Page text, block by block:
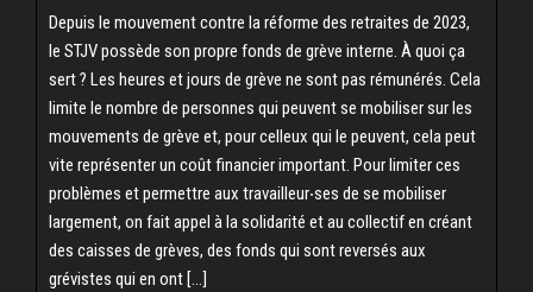
Depuis le mouvement contre la réforme des retraites de 2023,
le STJV possède son propre fonds de grève interne. À quoi ça
sert ? Les heures et jours de grève ne sont pas rémunérés. Cela
limite le nombre de personnes qui peuvent se mobiliser sur les
mouvements de grève et, pour celleux qui le peuvent, cela peut
vite représenter un coût financier important. Pour limiter ces
problèmes et permettre aux travailleur‧ses de se mobiliser
largement, on fait appel à la solidarité et au collectif en créant
des caisses de grèves, des fonds qui sont reversés aux
grévistes qui en ont […]